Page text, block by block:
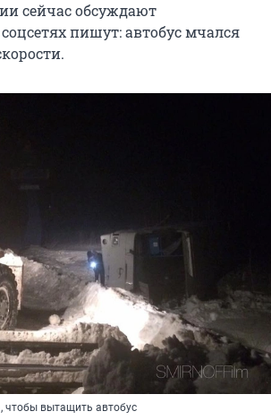
сейчас обсуждают
пишут: автобус мчался
чтобы вытащить автобус